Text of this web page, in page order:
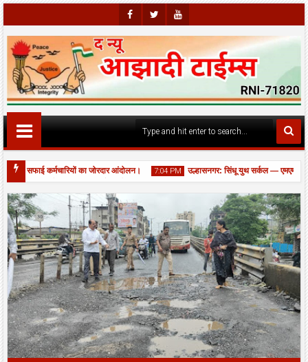
Faceb
Ook
Twitte
R
Youtu
Be
में सफाई कर्मचारियों का जोरदार आंदोलन। 7:04 PM
06 Aug
2026
उल्हासनगर: सिंधू युथ सर्कल — एमएम जिम के
पर JCB से नाला बना कर भरे गड्ढों की आपात मरम्मत, यातायात बहाल।